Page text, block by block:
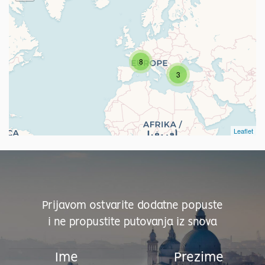
3
8
Leaflet
Prijavom ostvarite dodatne popuste
i ne propustite putovanja iz snova